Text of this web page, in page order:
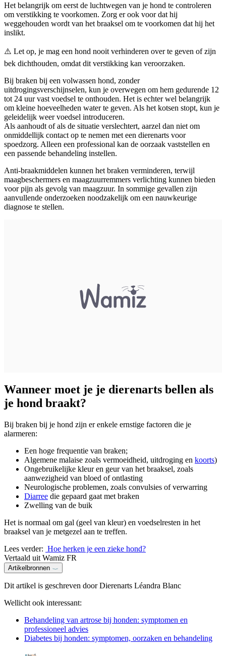
Het belangrijk om eerst de luchtwegen van je hond te controleren
om verstikking te voorkomen. Zorg er ook voor dat hij
weggehouden wordt van het braaksel om te voorkomen dat hij het
inslikt.
⚠️ Let op, je mag een hond nooit verhinderen over te geven of zijn
bek dichthouden, omdat dit verstikking kan veroorzaken.
Bij braken bij een volwassen hond, zonder
uitdrogingsverschijnselen, kun je overwegen om hem gedurende 12
tot 24 uur vast voedsel te onthouden. Het is echter wel belangrijk
om kleine hoeveelheden water te geven. Als het kotsen stopt, kun je
geleidelijk weer voedsel introduceren.
Als aanhoudt of als de situatie verslechtert, aarzel dan niet om
onmiddellijk contact op te nemen met een dierenarts voor
spoedzorg. Alleen een professional kan de oorzaak vaststellen en
een passende behandeling instellen.
Anti-braakmiddelen kunnen het braken verminderen, terwijl
maagbeschermers en maagzuurremmers verlichting kunnen bieden
voor pijn als gevolg van maagzuur. In sommige gevallen zijn
aanvullende onderzoeken noodzakelijk om een nauwkeurige
diagnose te stellen.
Wanneer moet je je dierenarts bellen als
je hond braakt?
Bij braken bij je hond zijn er enkele ernstige factoren die je
alarmeren:
Een hoge frequentie van braken;
Algemene malaise zoals vermoeidheid, uitdroging en koorts)
Ongebruikelijke kleur en geur van het braaksel, zoals
aanwezigheid van bloed of ontlasting
Neurologische problemen, zoals convulsies of verwarring
Diarree die gepaard gaat met braken
Zwelling van de buik
Het is normaal om gal (geel van kleur) en voedselresten in het
braaksel van je metgezel aan te treffen.
Lees verder: Hoe herken je een zieke hond?
Vertaald uit Wamiz FR
Artikelbronnen
Dit artikel is geschreven door Dierenarts Léandra Blanc
Wellicht ook interessant:
Behandeling van artrose bij honden: symptomen en
professioneel advies
Diabetes bij honden: symptomen, oorzaken en behandeling